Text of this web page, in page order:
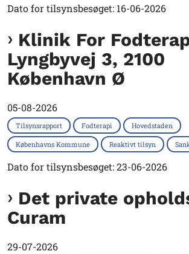
Dato for tilsynsbesøget: 16-06-2026
Klinik For
Lyngbyvej 3, 2100
København Ø
05-08-2026
Tilsynsrapport Fodterapi Hovedstaden
Københavns Kommune Reaktivt tilsyn
Dato for tilsynsbesøget: 23-06-2026
Det private
Curam
29-07-2026